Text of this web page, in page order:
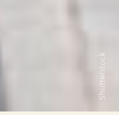
Shutterstock